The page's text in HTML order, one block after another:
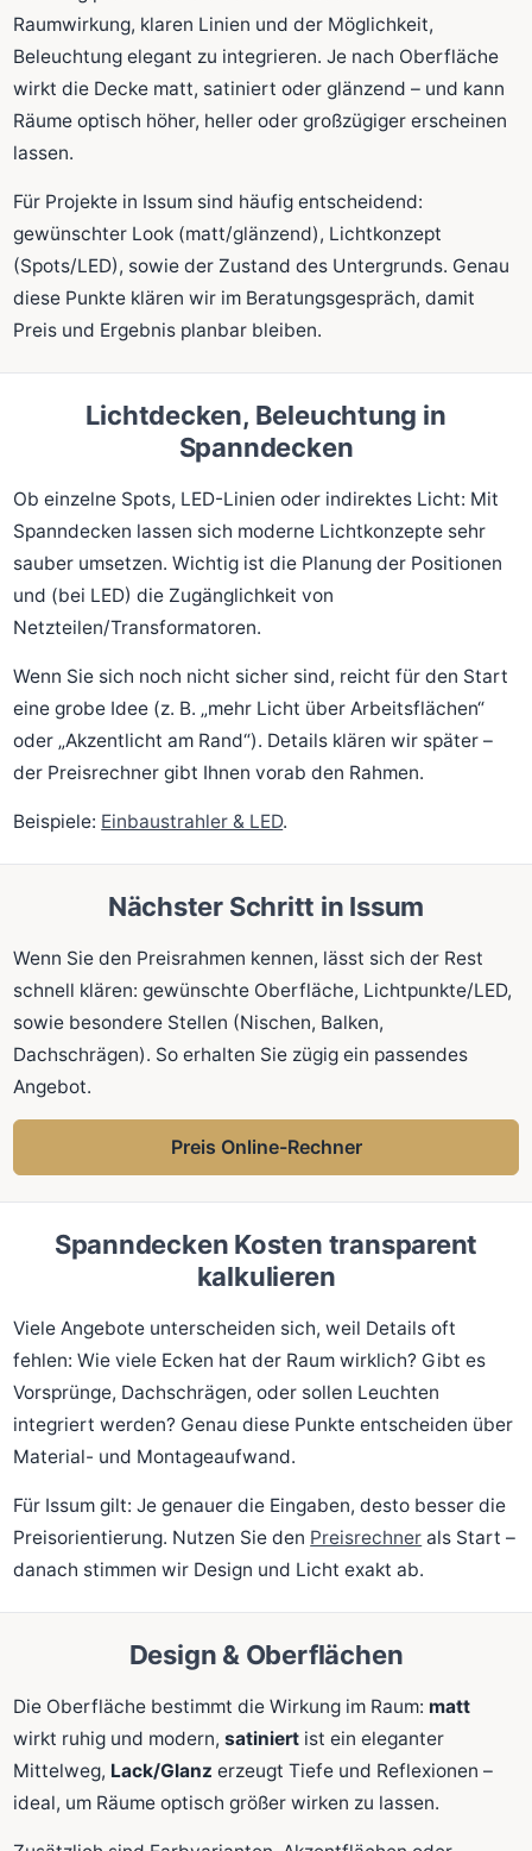
Raumwirkung, klaren Linien und der Möglichkeit,
Beleuchtung elegant zu integrieren. Je nach Oberfläche
wirkt die Decke matt, satiniert oder glänzend – und kann
Räume optisch höher, heller oder großzügiger erscheinen
lassen.
Für Projekte in Issum sind häufig entscheidend:
gewünschter Look (matt/glänzend), Lichtkonzept
(Spots/LED), sowie der Zustand des Untergrunds. Genau
diese Punkte klären wir im Beratungsgespräch, damit
Preis und Ergebnis planbar bleiben.
Lichtdecken, Beleuchtung in
Spanndecken
Ob einzelne Spots, LED-Linien oder indirektes Licht: Mit
Spanndecken lassen sich moderne Lichtkonzepte sehr
sauber umsetzen. Wichtig ist die Planung der Positionen
und (bei LED) die Zugänglichkeit von
Netzteilen/Transformatoren.
Wenn Sie sich noch nicht sicher sind, reicht für den Start
eine grobe Idee (z. B. „mehr Licht über Arbeitsflächen“
oder „Akzentlicht am Rand“). Details klären wir später –
der Preisrechner gibt Ihnen vorab den Rahmen.
Beispiele: Einbaustrahler & LED.
Nächster Schritt in Issum
Wenn Sie den Preisrahmen kennen, lässt sich der Rest
schnell klären: gewünschte Oberfläche, Lichtpunkte/LED,
sowie besondere Stellen (Nischen, Balken,
Dachschrägen). So erhalten Sie zügig ein passendes
Angebot.
Preis Online-Rechner
Spanndecken Kosten transparent
kalkulieren
Viele Angebote unterscheiden sich, weil Details oft
fehlen: Wie viele Ecken hat der Raum wirklich? Gibt es
Vorsprünge, Dachschrägen, oder sollen Leuchten
integriert werden? Genau diese Punkte entscheiden über
Material- und Montageaufwand.
Für Issum gilt: Je genauer die Eingaben, desto besser die
Preisorientierung. Nutzen Sie den Preisrechner als Start –
danach stimmen wir Design und Licht exakt ab.
Design & Oberflächen
Die Oberfläche bestimmt die Wirkung im Raum: matt
wirkt ruhig und modern,satiniert ist ein eleganter
Mittelweg, Lack/Glanz erzeugt Tiefe und Reflexionen –
ideal, um Räume optisch größer wirken zu lassen.